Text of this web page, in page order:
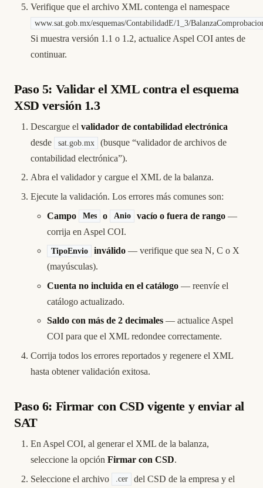
Verifique que el archivo XML contenga el namespace
www.sat.gob.mx/esquemas/ContabilidadE/1_3/
Si muestra versión 1.1 o 1.2, actualice Aspel COI antes de
continuar.
Paso 5: Validar el XML contra el esquema
XSD versión 1.3
Descargue el validador de contabilidad electrónica
desde
sat.gob.mx
(busque “validador de archivos de
contabilidad electrónica”).
Abra el validador y cargue el XML de la balanza.
Ejecute la validación. Los errores más comunes son:
Campo
Mes o Anio vacío o fuera de rango —
corrija en Aspel COI.
TipoEnvio inválido — verifique que sea N, C o X
(mayúsculas).
Cuenta no incluida en el catálogo — reenvíe el
catálogo actualizado.
Saldo con más de 2 decimales — actualice Aspel
COI para que el XML redondee correctamente.
Corrija todos los errores reportados y regenere el XML
hasta obtener validación exitosa.
Paso 6: Firmar con CSD vigente y enviar al
SAT
En Aspel COI, al generar el XML de la balanza,
seleccione la opción Firmar con CSD.
Seleccione el archivo
.cer
del CSD de la empresa y el